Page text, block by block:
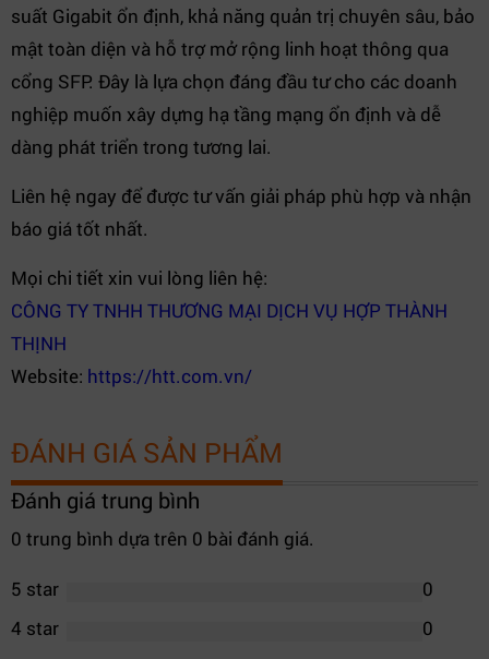
suất Gigabit ổn định, khả năng quản trị chuyên sâu, bảo
mật toàn diện và hỗ trợ mở rộng linh hoạt thông qua
cổng SFP. Đây là lựa chọn đáng đầu tư cho các doanh
nghiệp muốn xây dựng hạ tầng mạng ổn định và dễ
dàng phát triển trong tương lai.
Liên hệ ngay để được tư vấn giải pháp phù hợp và nhận
báo giá tốt nhất.
Mọi chi tiết xin vui lòng liên hệ:
CÔNG TY TNHH THƯƠNG MẠI DỊCH VỤ HỢP THÀNH
THỊNH
Website: https://htt.com.vn/
ĐÁNH GIÁ SẢN PHẨM
Đánh giá trung bình
0 trung bình dựa trên 0 bài đánh giá.
5 star
0
4 star
0